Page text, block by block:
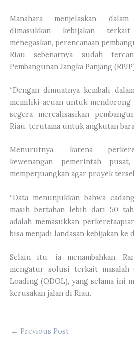
Manahara menjelaskan,
dimasukkan kebijakan
menegaskan, perencanaan
Riau sebenarnya sudah
Pembangunan Jangka Panjang
“Dengan dimuatnya kembali
memiliki acuan untuk mendorong
segera merealisasikan
Riau, terutama untuk angkutan
Menurutnya, karena
kewenangan pemerintah
memperjuangkan agar proyek
“Data menunjukkan bahwa
masih bertahan lebih dari 50
adalah memasukkan
bisa menjadi landasan kebijakan ke
Selain itu, ia menambahkan,
mengatur solusi terkait masalah
Loading (ODOL), yang selama ini
kerusakan jalan di Riau.
← Previous Post